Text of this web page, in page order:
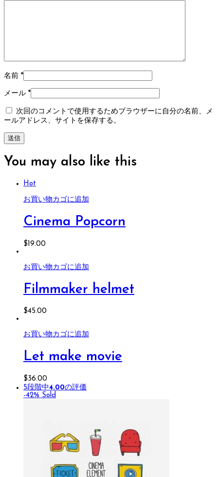
名前 *
メール *
次回のコメントで使用するためブラウザーに自分の名前、メ
ールアドレス、サイトを保存する。
You may also like this
Hot
お買い物カゴに追加
Cinema Popcorn
$19.00
お買い物カゴに追加
Filmmaker helmet
$45.00
お買い物カゴに追加
Let make movie
$36.00
5段階中4.00の評価
-42% Sold